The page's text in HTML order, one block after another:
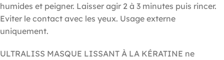
humides et peigner. Laisser agir 2 à 3 minutes puis rincer.
Eviter le contact avec les yeux. Usage externe
uniquement.
ULTRALISS MASQUE LISSANT À LA KÉRATINE ne